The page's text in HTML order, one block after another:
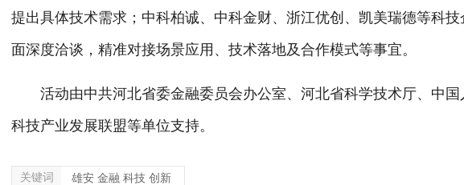
提出具体技术需求；中科柏诚、中科金财、浙江优创、凯美瑞德等科
面深度洽谈，精准对接场景应用、技术落地及合作模式等事宜。
活动由中共河北省委金融委员会办公室、河北省科学技术厅、中国
科技产业发展联盟等单位支持。
关键词 雄安 金融 科技 创新